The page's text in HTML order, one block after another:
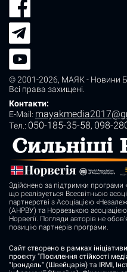
© 2001-2026, МАЯК - Новини
Всі права захищені.
Контакти:
E-Mail:
Tел.: 050-185-35-58, 098-
Здійснено за підтримки програми
що реалізується Всесвітньою
партнерстві з Асоціацією
(АНРВУ) та Норвезькою асоціацією
Норвегії. Погляди авторів не
позицію партнерів програми.
Сайт створено в рамках ініціативи
проєкту "Посилення стійкості
"Ірондель" (Швейцарія) та IRMI,